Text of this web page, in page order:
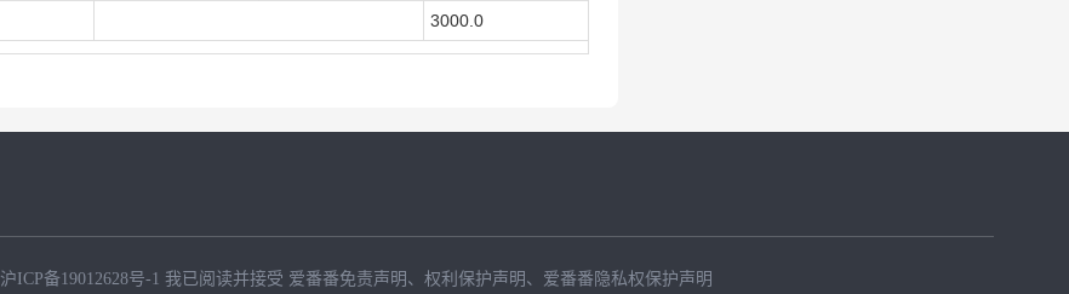
3000.0
沪ICP备19012628号-1 我已阅读并接受 爱番番免责声明 、 权利保护声明 、 爱番番隐私权保护声明